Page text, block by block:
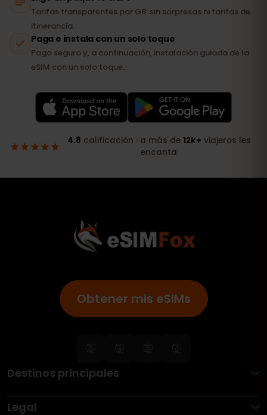
Obtener mis eSIMs
Destinos principales
Legal